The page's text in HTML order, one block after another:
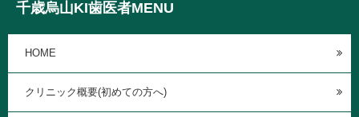
千歳烏山KI歯医者MENU
HOME
クリニック概要(初めての方へ)